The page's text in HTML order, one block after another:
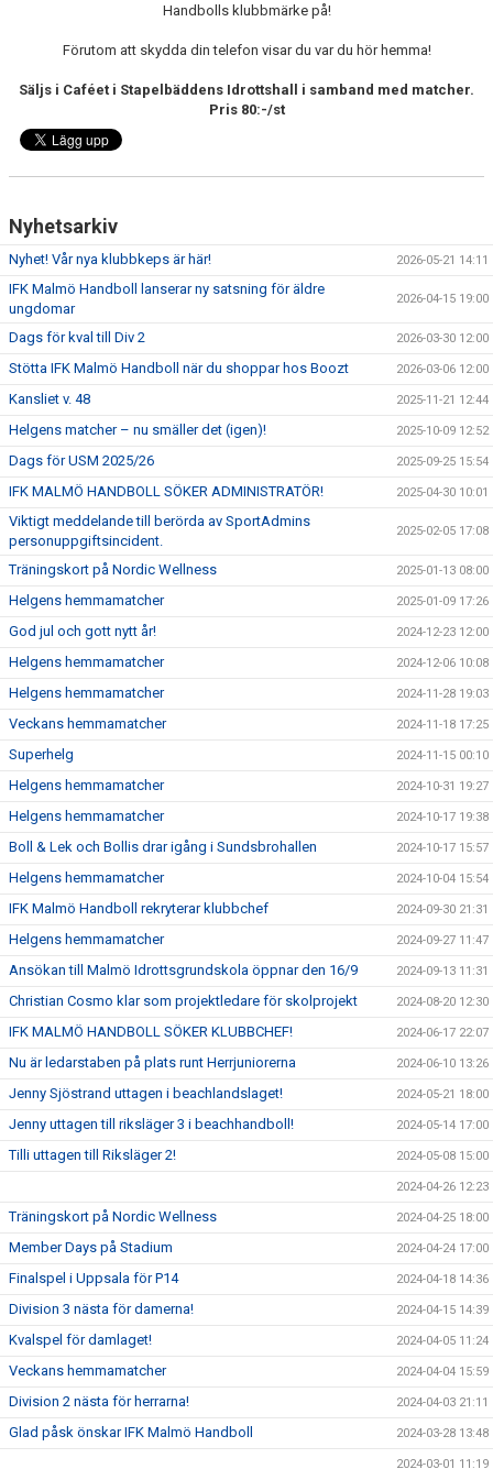
OM OSS
KÖPA TRÄNINGSKORT NORDIC WELLNESS
Handbolls klubbmärke på!
Förutom att skydda din telefon visar du var du hör hemma!
Säljs i Caféet i Stapelbäddens Idrottshall i samband med matcher.
Pris 80:-/st
Nyhetsarkiv
Nyhet! Vår nya klubbkeps är här! 2026-05-21 14:11
IFK Malmö Handboll lanserar ny satsning för äldre
ungdomar
2026-04-15 19:00
Dags för kval till Div 2 2026-03-30 12:00
Stötta IFK Malmö Handboll när du shoppar hos Boozt 2026-03-06 12:00
Kansliet v. 48 2025-11-21 12:44
Helgens matcher – nu smäller det (igen)! 2025-10-09 12:52
Dags för USM 2025/26 2025-09-25 15:54
IFK MALMÖ HANDBOLL SÖKER ADMINISTRATÖR! 2025-04-30 10:01
Viktigt meddelande till berörda av SportAdmins
personuppgiftsincident.
2025-02-05 17:08
Träningskort på Nordic Wellness 2025-01-13 08:00
Helgens hemmamatcher 2025-01-09 17:26
God jul och gott nytt år! 2024-12-23 12:00
Helgens hemmamatcher 2024-12-06 10:08
Helgens hemmamatcher 2024-11-28 19:03
Veckans hemmamatcher 2024-11-18 17:25
Superhelg 2024-11-15 00:10
Helgens hemmamatcher 2024-10-31 19:27
Helgens hemmamatcher 2024-10-17 19:38
Boll & Lek och Bollis drar igång i Sundsbrohallen 2024-10-17 15:57
Helgens hemmamatcher 2024-10-04 15:54
IFK Malmö Handboll rekryterar klubbchef 2024-09-30 21:31
Helgens hemmamatcher 2024-09-27 11:47
Ansökan till Malmö Idrottsgrundskola öppnar den 16/9 2024-09-13 11:31
Christian Cosmo klar som projektledare för skolprojekt 2024-08-20 12:30
IFK MALMÖ HANDBOLL SÖKER KLUBBCHEF! 2024-06-17 22:07
Nu är ledarstaben på plats runt Herrjuniorerna 2024-06-10 13:26
Jenny Sjöstrand uttagen i beachlandslaget! 2024-05-21 18:00
Jenny uttagen till riksläger 3 i beachhandboll! 2024-05-14 17:00
Tilli uttagen till Riksläger 2! 2024-05-08 15:00
2024-04-26 12:23
Träningskort på Nordic Wellness 2024-04-25 18:00
Member Days på Stadium 2024-04-24 17:00
Finalspel i Uppsala för P14 2024-04-18 14:36
Division 3 nästa för damerna! 2024-04-15 14:39
Kvalspel för damlaget! 2024-04-05 11:24
Veckans hemmamatcher 2024-04-04 15:59
Division 2 nästa för herrarna! 2024-04-03 21:11
Glad påsk önskar IFK Malmö Handboll 2024-03-28 13:48
2024-03-01 11:19